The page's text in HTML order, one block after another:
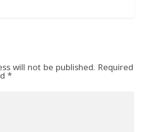
will not be published. Required
*